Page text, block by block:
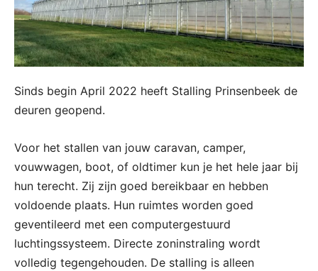
Sinds begin April 2022 heeft Stalling Prinsenbeek de
deuren geopend.
Voor het stallen van jouw caravan, camper,
vouwwagen, boot, of oldtimer kun je het hele jaar bij
hun terecht. Zij zijn goed bereikbaar en hebben
voldoende plaats. Hun ruimtes worden goed
geventileerd met een computergestuurd
luchtingssysteem. Directe zoninstraling wordt
volledig tegengehouden. De stalling is alleen